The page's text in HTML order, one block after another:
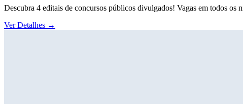
Descubra 4 editais de concursos públicos divulgados! Vagas em todos os
Ver Detalhes →